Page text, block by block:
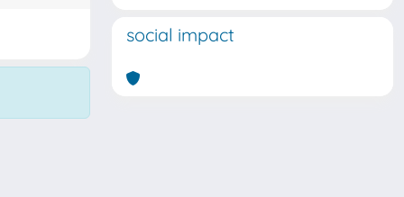
social impact